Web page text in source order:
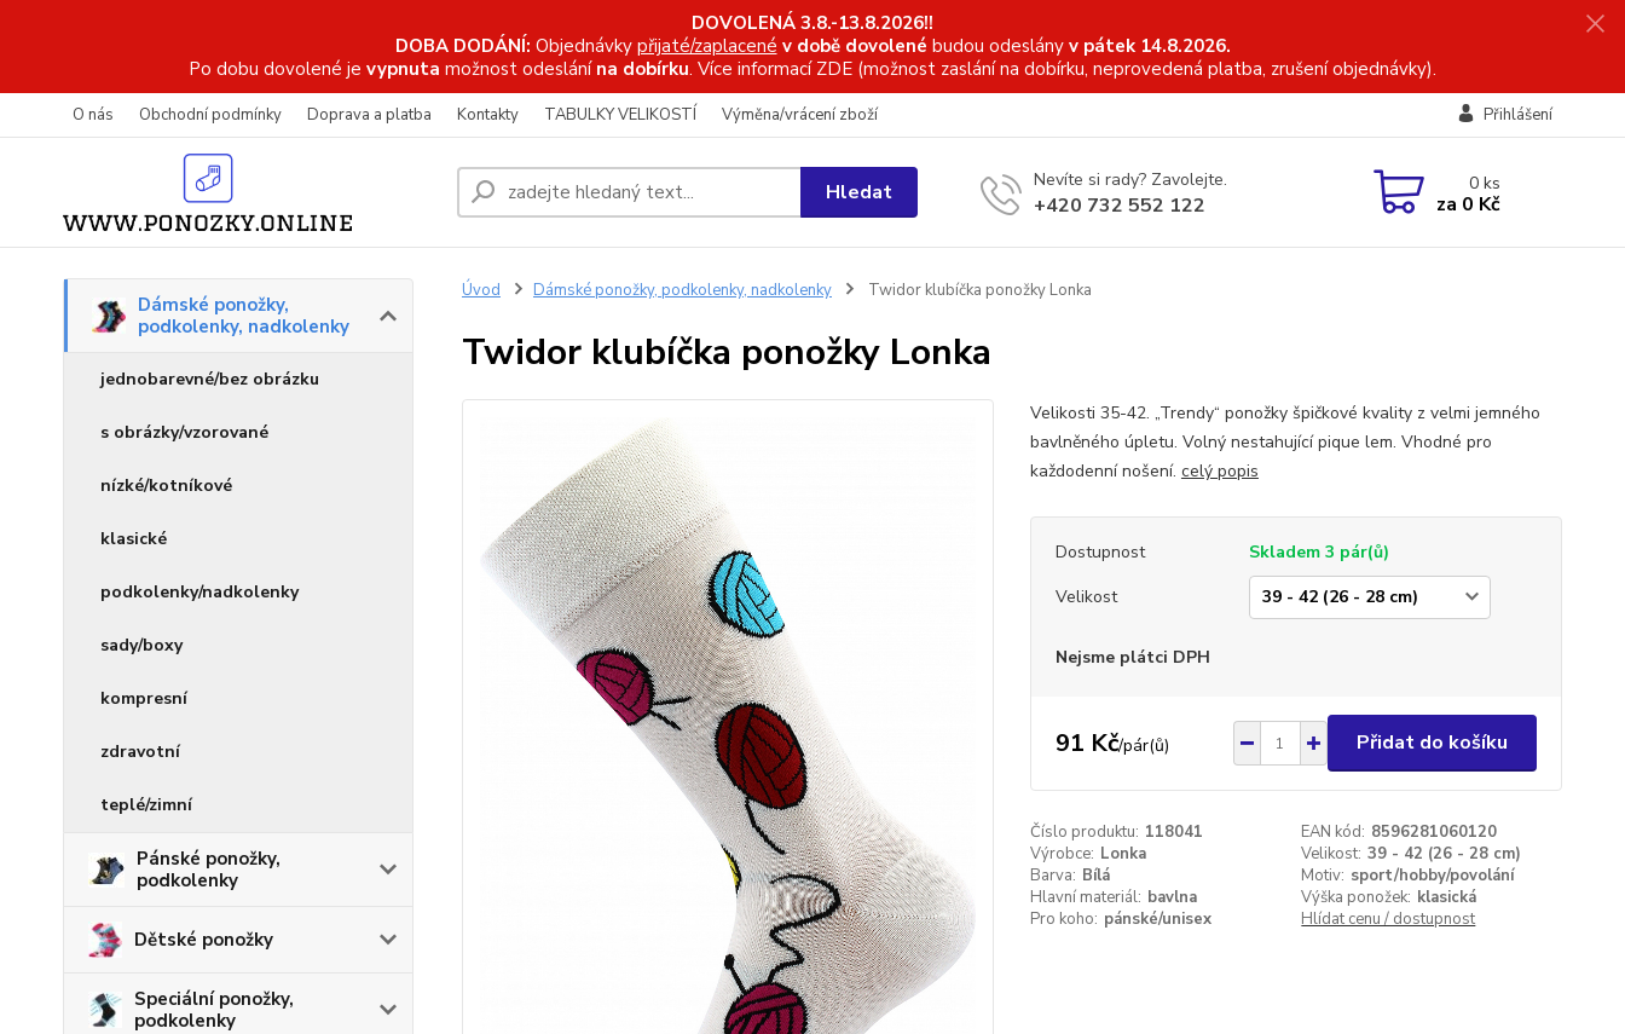
DOVOLENÁ 3.8.-13.8.2026!!
DOBA DODÁNÍ: Objednávky přijaté/zaplacené v době dovolené budou odeslány v pátek 14.8.2026.
Po dobu dovolené je vypnuta možnost odeslání na dobírku. Více informací ZDE (možnost zaslání na dobírku, neprovedená platba, zrušení objednávky).
O nás Obchodní podmínky Doprava a platba Kontakty TABULKY VELIKOSTÍ Výměna/vrácení zboží Přihlášení
Hledat Nevíte si rady? Zavolejte.
+420 732 552 122
0ks
za 0 Kč
Dámské ponožky,
podkolenky, nadkolenky
jednobarevné/bez obrázku
s obrázky/vzorované
nízké/kotníkové
klasické
podkolenky/nadkolenky
sady/boxy
kompresní
zdravotní
teplé/zimní
Pánské ponožky,
podkolenky
Dětské ponožky
Speciální ponožky,
podkolenky
Úvod Dámské ponožky, podkolenky, nadkolenky Twidor klubíčka ponožky Lonka
Twidor klubíčka ponožky Lonka
Velikosti 35-42. „Trendy“ ponožky špičkové kvality z velmi jemného
bavlněného úpletu. Volný nestahující pique lem. Vhodné pro
každodenní nošení. celý popis
Dostupnost
Skladem 3 pár(ů)
Velikost
Nejsme plátci DPH
91 Kč/pár(ů) Přidat do košíku
Číslo produktu: 118041 EAN kód: 8596281060120
Výrobce: Lonka Velikost: 39 - 42 (26 - 28 cm)
Barva: Bílá Motiv: sport/hobby/povolání
Hlavní materiál: bavlna Výška ponožek: klasická
Pro koho: pánské/unisex Hlídat cenu / dostupnost